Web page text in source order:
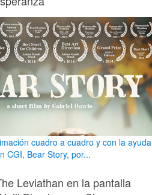
cuadro a cuadro y con la ayuda
CGI, Bear Story, por...
Leviathan en la pantalla